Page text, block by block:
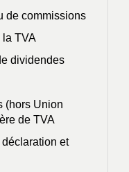
de commissions
la TVA
dividendes
(hors Union
de TVA
déclaration et